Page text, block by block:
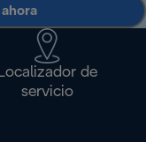
Localizador de
servicio